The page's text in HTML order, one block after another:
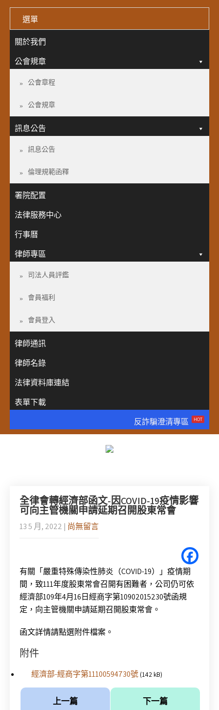
選單
關於我們
公會規章
公會章程
公會規章
訊息公告
訊息公告
倫理規範函釋
署院配置
法律服務中心
行事曆
律師專區
司法人員評鑑
會員福利
會員登入
律師通訊
律師名錄
法律資料庫連結
表單下載
反詐騙澄清專區
HOT
全律會轉經濟部函文-因COVID-19疫情影響
可向主管機關申請延期召開股東常會
13 5 月, 2022 | 尚無留言
有關「嚴重特殊傳染性肺炎（COVID-19）」疫情期
間，致111年度股東常會召開有困難者，公司仍可依
經濟部109年4月16日經商字第10902015230號函規
定，向主管機關申請延期召開股東常會。
函文詳情請點選附件檔案。
附件
經濟部-經商字第11100594730號 (142 kB)
上一篇 下一篇